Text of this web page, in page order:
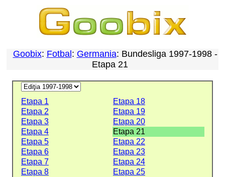
Goobix: Fotbal : Germania: Bundesliga 1997-1998 -
Etapa 21
Etapa 1
Etapa 18
Etapa 2
Etapa 19
Etapa 3
Etapa 20
Etapa 4
Etapa 21
Etapa 5
Etapa 22
Etapa 6
Etapa 23
Etapa 7
Etapa 24
Etapa 8
Etapa 25